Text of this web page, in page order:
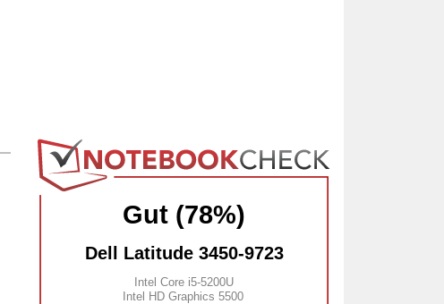
Gut (78%)
Dell Latitude 3450-9723
Intel Core i5-5200U
Intel HD Graphics 5500